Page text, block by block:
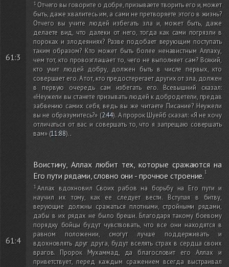
61:3
Отчего вы говорите о добре, призываете творить его и, может
быть, даже хвалитесь им, а сами не претворяете этого в жизнь?
Отчего вы учите людей избегать зла и, может быть, даже
делаете вид, что далеки от него, тогда как сами погрязли в
пороках и злодеяниях? Разве подобает верующим поступать
таким образом? Кто может быть более ненавистным Аллаху,
чем тот, кто провозглашает то, чего не выполняет сам? Всякий,
кто учит людей добру, должен быть в числе первых, кто
совершает его. А тот, кто предостерегает других от зла, должен
в первую очередь сам избегать его. Всевышний сказал:
«Неужели вы станете призывать людей к добродетели, предав
забвению самих себя, ведь вы же читаете Писание? Неужели
вы не образумитесь?» (2:44). А пророк Шуейб сказал: «Я не хочу
отличаться от вас и совершать то, что я запрещаю совершать
вам»(11:88)..
61:4
Воистину, Аллах любит тех, которые сражаются на
Его пути рядами, словно они - прочное строение.
Аллах вдохновил Своих рабов на борьбу на Его пути и
научил их тому, как ее следует вести. Вступая в битву,
верующие должны сражаться плотными, стройными рядами,
дабы в их рядах не было бреши. Благодаря такому боевому
порядку бойцы будут чувствовать, что все они находятся в
равном положении, смогут лучше поддерживать и
вдохновлять друг друга, будут вселять страх в сердца своих
врагов. Пророк Мухаммад, да благословит его Аллах и
приветствует, перед каждым сражением всегда выстраивал